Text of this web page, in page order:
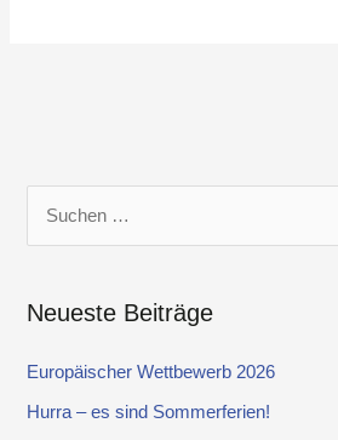
h
e
Neueste Beiträge
Europäischer Wettbewerb 2026
Hurra – es sind Sommerferien!